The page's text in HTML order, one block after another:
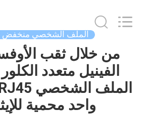
الصفحة
الرئيسية
الملف الشخصي منخفض RJ45
من خلال ثقب
الفينيل متعدد
واحد محمية